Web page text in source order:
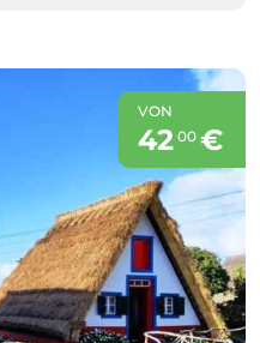
VON
42 00€